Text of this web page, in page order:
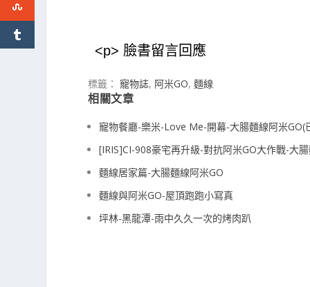
<p> 臉書留言回應
標籤：寵物誌, 阿米GO,麵線
相關文章
寵物餐廳-樂米-Love Me-開幕-大腸麵線阿米GO(
[IRIS]CI-908豪宅再升級-對抗阿米GO大作戰-大
麵線居家篇-大腸麵線阿米GO
麵線與阿米GO-屋頂跑跑小寫真
坪林-黑龍潭-雨中久久一次的烤肉趴